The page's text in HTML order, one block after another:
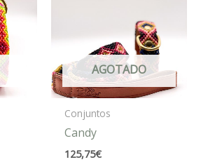
AGOTADO
Conjuntos
Candy
125,75€